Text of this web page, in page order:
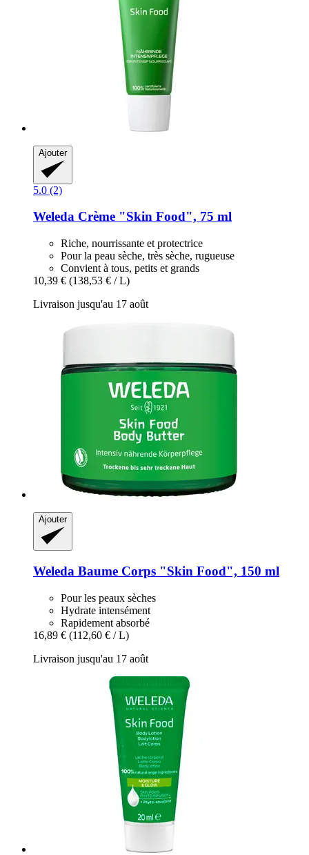
Ajouter
5.0 (2)
Weleda Crème "Skin Food", 75 ml
Riche, nourrissante et protectrice
Pour la peau sèche, très sèche, rugueuse
Convient à tous, petits et grands
10,39 € (138,53 € / L)
Livraison jusqu'au 17 août
Ajouter
Weleda Baume Corps "Skin Food", 150 ml
Pour les peaux sèches
Hydrate intensément
Rapidement absorbé
16,89 € (112,60 € / L)
Livraison jusqu'au 17 août